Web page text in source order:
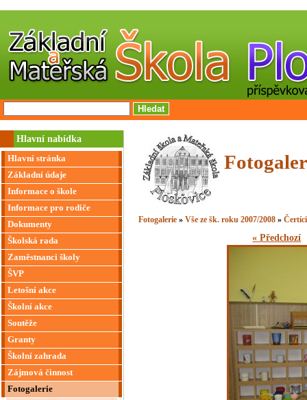
Hlavní nabídka
Hlavní stránka
Základní údaje
Informace o škole
Informace pro rodiče
Dokumenty
Školská rada
Zaměstnanci školy
ŠVP
Letošní akce
Školní akce
Soutěže
Granty
Školní zahrada
Zájmová činnost
Fotogalerie
Fotogalerie »Vše ze šk. roku 2007/2008 »
« Předchozí